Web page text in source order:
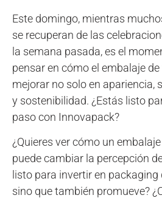
Este domingo, mientras
se recuperan de las
la semana pasada, es el
pensar en cómo el embalaje
mejorar no solo en apariencia,
y sostenibilidad. ¿Estás listo
paso con Innovapack?
¿Quieres ver cómo un
puede cambiar la percepción
listo para invertir en
sino que también promueve?